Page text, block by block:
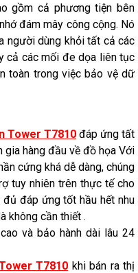
gồm cả phương tiện bên
đám mây công cộng. Nó
người dùng khỏi tất cả các
cả các mối đe dọa liên tục
toàn trong việc bảo vệ dữ
Tower T7810 đáp ứng tất
gia hàng đầu về đồ họa Với
cứng khá dễ dàng, chúng
tuy nhiên trên thực tế cho
đủ đáp ứng tốt hầu hết nhu
không cần thiết .
và bảo hành dài lâu 24
T7810 khi bán ra thị